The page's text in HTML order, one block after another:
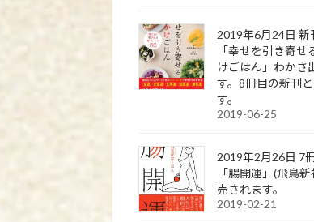
2019年6月24日 新
「幸せを引き寄せ
けごはん」わかさ
す。8冊目の新刊
す。
2019-06-25
2019年2月26日 7
「腸開運」(飛鳥
売されます。
2019-02-21